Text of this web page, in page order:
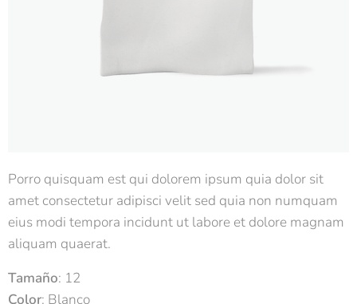
Porro quisquam est qui dolorem ipsum quia dolor sit
amet consectetur adipisci velit sed quia non numquam
eius modi tempora incidunt ut labore et dolore magnam
aliquam quaerat.
Tamaño: 12
Color: Blanco